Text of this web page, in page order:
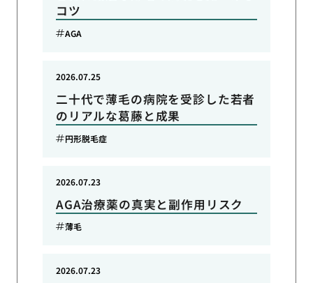
コツ
AGA
二十代で薄毛の病院を受診した若者
のリアルな葛藤と成果
2026.07.25
円形脱毛症
AGA治療薬の真実と副作用リスク
2026.07.23
薄毛
2026.07.23